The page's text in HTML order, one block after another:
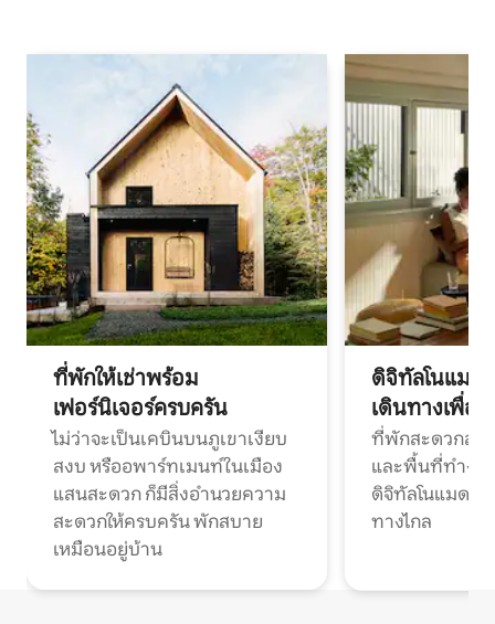
ที่พักให้เช่าพร้อม
เฟอร์นิเจอร์ครบครัน
ไม่ว่าจะเป็นเคบินบนภูเขาเงียบ
สงบ หรืออพาร์ทเมนท์ในเมือง
แสนสะดวก ก็มีสิ่งอำนวยความ
สะดวกให้ครบครัน พักสบาย
เหมือนอยู่บ้าน
ดิจิทัลโนแมด
เดินทางเพื่อ
ที่พักสะดวกสบ
และพื้นที่ทำงา
ดิจิทัลโนแมดแ
ทางไกล